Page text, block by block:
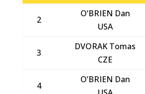
2
O’BRIEN Dan
USA
3
DVORAK Tomas
CZE
4
O’BRIEN Dan